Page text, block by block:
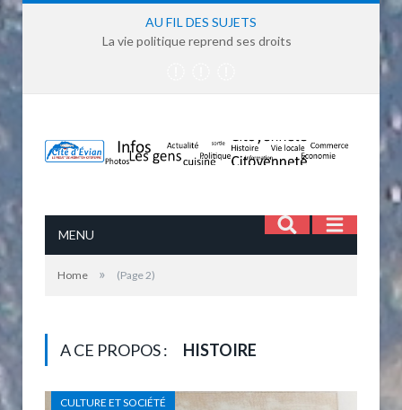
AU FIL DES SUJETS
La vie politique reprend ses droits
MENU
Home » (Page 2)
A CE PROPOS : HISTOIRE
CULTURE ET SOCIÉTÉ